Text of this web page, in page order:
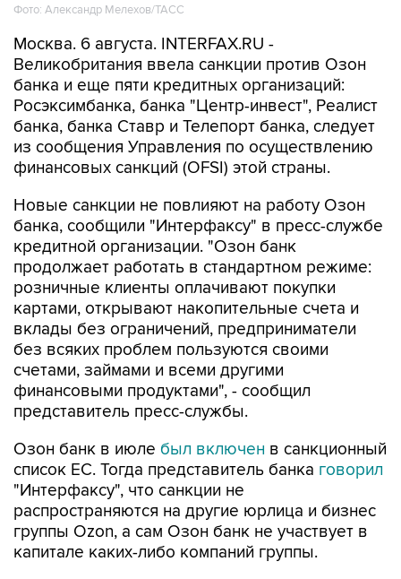
Фото: Александр Мелехов/ТАСС
Москва. 6 августа. INTERFAX.RU -
Великобритания ввела санкции против Озон
банка и еще пяти кредитных организаций:
Росэксимбанка, банка "Центр-инвест", Реалист
банка, банка Ставр и Телепорт банка, следует
из сообщения Управления по осуществлению
финансовых санкций (OFSI) этой страны.
Новые санкции не повлияют на работу Озон
банка, сообщили "Интерфаксу" в пресс-службе
кредитной организации. "Озон банк
продолжает работать в стандартном режиме:
розничные клиенты оплачивают покупки
картами, открывают накопительные счета и
вклады без ограничений, предприниматели
без всяких проблем пользуются своими
счетами, займами и всеми другими
финансовыми продуктами", - сообщил
представитель пресс-службы.
Озон банк в июле был включен в санкционный
список ЕС. Тогда представитель банка говорил
"Интерфаксу", что санкции не
распространяются на другие юрлица и бизнес
группы Ozon, а сам Озон банк не участвует в
капитале каких-либо компаний группы.